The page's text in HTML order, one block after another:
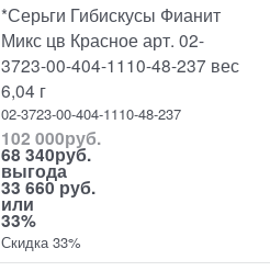
*Серьги Гибискусы Фианит
Микс цв Красное арт. 02-
3723-00-404-1110-48-237 вес
6,04 г
02-3723-00-404-1110-48-237
102 000руб.
68 340руб.
выгода
33 660 руб.
или
33%
Скидка 33%